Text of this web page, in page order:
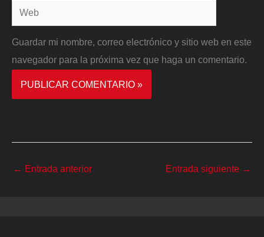
Web
Guardar mi nombre, correo electrónico y sitio web en este
navegador para la próxima vez que haga un comentario.
← Entrada anterior Entrada siguiente →